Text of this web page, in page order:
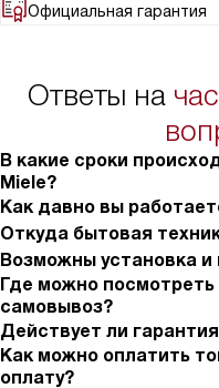
обеспечивают бережную и
программы — это очень
аромата FragranceDos, что
Машина оснащена
ProfiEco, поэтому работает
для квартиры. Есть
возможностью
для сбора жидкости —
Защита от сминания и
безопасности и удобства.
отличный выбор для тех,
функциональность и стиль.
процесс ухода за одеждой
в доме!
Официальная гарантия
Ответы на
В какие сроки
Miele?
Как давно вы
Откуда бытовая
Возможны установка
Где можно посмотреть
самовывоз?
Действует ли
Как можно оплатить
оплату?